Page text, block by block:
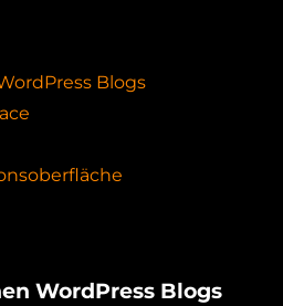
Blogs
WordPress Blogs